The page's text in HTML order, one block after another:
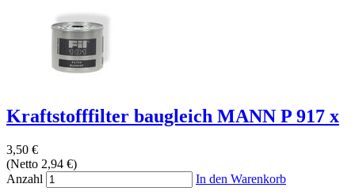
Kraftstofffilter baugleich MANN P 917 x
3,50 €
(Netto 2,94 €)
Anzahl
In den Warenkorb